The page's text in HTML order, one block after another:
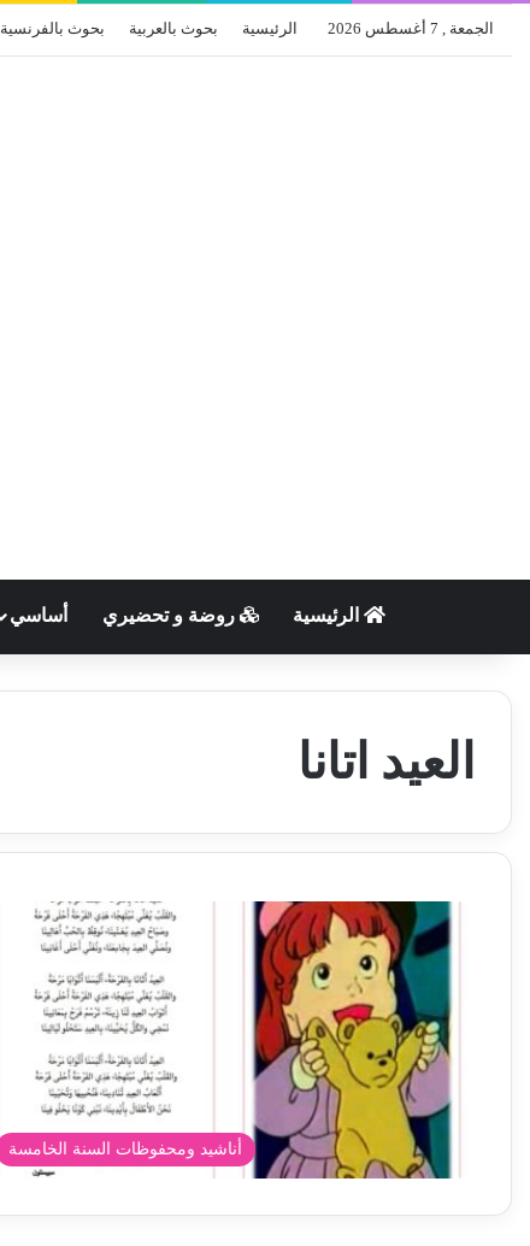
الجمعة , 7 أغسطس 2026 الرئيسية بحوث بالعربية بحوث بالفرنسية
الرئيسية روضة و تحضيري أساسي
العيد اتانا
أناشيد ومحفوظات السنة الخامسة